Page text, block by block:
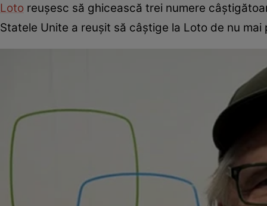
Loto reușesc să ghicească trei numere
Statele Unite a reușit să câștige la Loto de nu mai